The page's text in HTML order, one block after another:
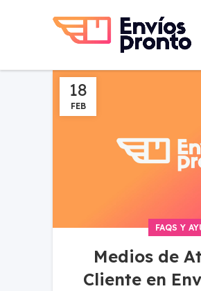
18
FEB
FAQS Y
Medios de
Cliente en